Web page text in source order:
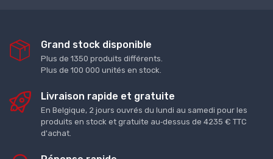
Grand stock disponible
Plus de 1350 produits différents.
Plus de 100 000 unités en stock.
Livraison rapide et gratuite
En Belgique, 2 jours ouvrés du lundi au samedi pour les
produits en stock et gratuite au‑dessus de 4235 € TTC
d'achat.